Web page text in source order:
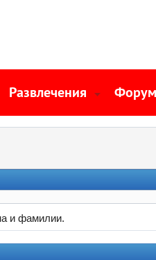
Развлечения Форум
и фамилии.